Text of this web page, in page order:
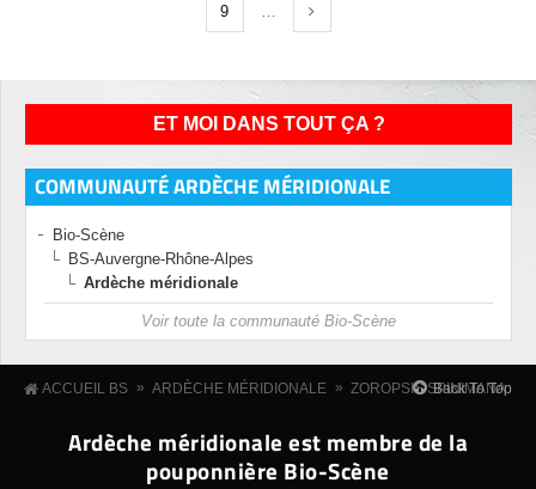
9
ET MOI DANS TOUT ÇA ?
COMMUNAUTÉ ARDÈCHE MÉRIDIONALE
Bio-Scène
BS-Auvergne-Rhône-Alpes
Ardèche méridionale
Voir toute la communauté Bio-Scène
ACCUEIL BS » ARDÈCHE MÉRIDIONALE » ZOROPSIS SPINIMANA
Back To Top
Ardèche méridionale est membre de la
pouponnière Bio-Scène